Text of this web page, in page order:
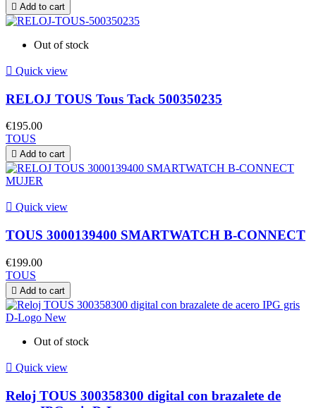
 Add to cart
Out of stock
 Quick view
RELOJ TOUS Tous Tack 500350235
€195.00
TOUS
 Add to cart
 Quick view
TOUS 3000139400 SMARTWATCH B-CONNECT
€199.00
TOUS
 Add to cart
Out of stock
 Quick view
Reloj TOUS 300358300 digital con brazalete de